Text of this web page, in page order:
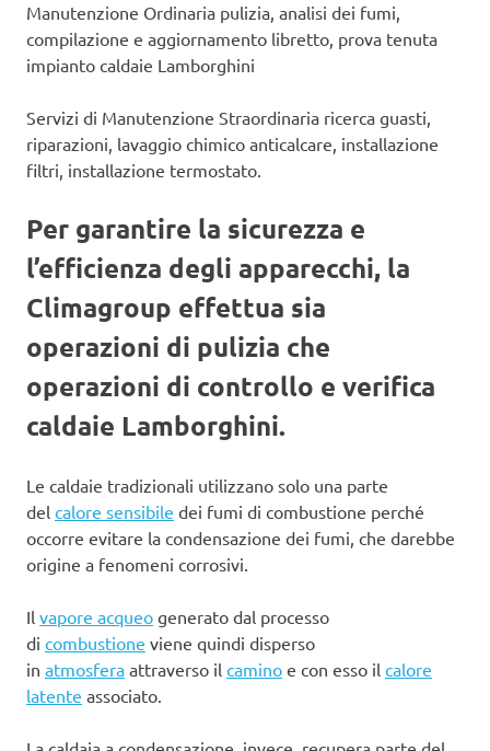
Manutenzione Ordinaria pulizia, analisi dei fumi,
compilazione e aggiornamento libretto, prova tenuta
impianto caldaie Lamborghini
Servizi di Manutenzione Straordinaria ricerca guasti,
riparazioni, lavaggio chimico anticalcare, installazione
filtri, installazione termostato.
Per garantire la sicurezza e
l’efficienza degli apparecchi, la
Climagroup effettua sia
operazioni di pulizia che
operazioni di controllo e verifica
caldaie Lamborghini.
Le caldaie tradizionali utilizzano solo una parte
del calore sensibile dei fumi di combustione perché
occorre evitare la condensazione dei fumi, che darebbe
origine a fenomeni corrosivi.
Il vapore acqueo generato dal processo
di combustione viene quindi disperso
in atmosfera attraverso il camino e con esso il calore
latente associato.